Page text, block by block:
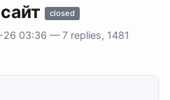
closed
03:36 — 7 replies, 1481